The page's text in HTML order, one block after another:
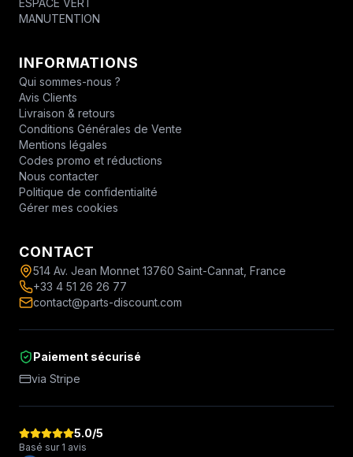
ESPACE VERT
MANUTENTION
INFORMATIONS
Qui sommes-nous ?
Avis Clients
Livraison & retours
Conditions Générales de Vente
Mentions légales
Codes promo et réductions
Nous contacter
Politique de confidentialité
Gérer mes cookies
CONTACT
514 Av. Jean Monnet 13760 Saint-Cannat, France
+33 4 51 26 26 77
contact@parts-discount.com
Paiement sécurisé
via Stripe
5.0/5
Basé sur 1 avis